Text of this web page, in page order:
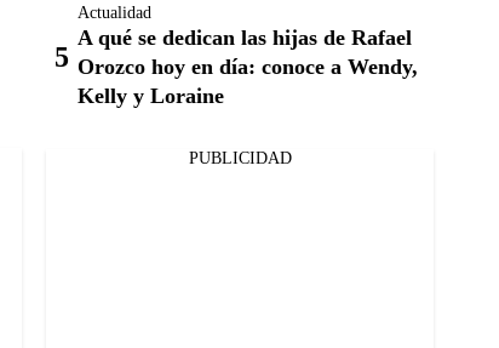
Actualidad
A qué se dedican las hijas de Rafael
Orozco hoy en día: conoce a Wendy,
Kelly y Loraine
PUBLICIDAD